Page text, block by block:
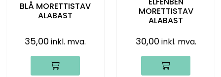
BLÅ MORETTISTAV
ALABAST
35,00 inkl. mva.
MORETTISTAV
ALABAST
30,00 inkl. mva.
Råmaterialer
Gipsformer